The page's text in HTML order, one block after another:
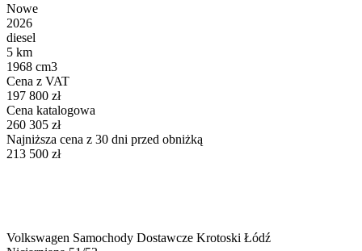
Nowe
2026
diesel
5 km
1968 cm3
Cena z VAT
197 800 zł
Cena katalogowa
260 305 zł
Najniższa cena z 30 dni przed obniżką
213 500 zł
Volkswagen Samochody Dostawcze Krotoski Łódź